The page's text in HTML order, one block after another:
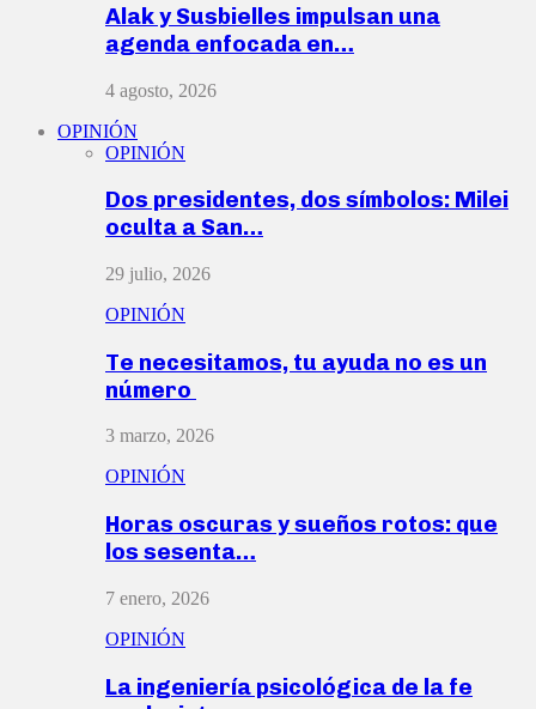
Alak y Susbielles impulsan una
agenda enfocada en…
4 agosto, 2026
OPINIÓN
OPINIÓN
Dos presidentes, dos símbolos: Milei
oculta a San…
29 julio, 2026
OPINIÓN
Te necesitamos, tu ayuda no es un
número
3 marzo, 2026
OPINIÓN
Horas oscuras y sueños rotos: que
los sesenta…
7 enero, 2026
OPINIÓN
La ingeniería psicológica de la fe